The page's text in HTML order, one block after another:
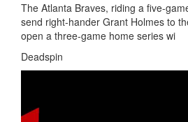
The Atlanta Braves, riding a five-
send right-hander Grant Holmes to
open a three-game home series wi
Deadspin